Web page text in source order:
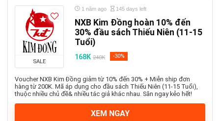
SALE
1 năm ago 145 days left
NXB Kim Đồng hoàn 10% đến
30% đầu sách Thiếu Niên (11-15
Tuổi)
168K 240K -30%
Voucher NXB Kim Đồng giảm từ 10% đến 30% + Miễn ship đơn
hàng từ 200K. Mã áp dụng cho đầu sách Thiếu Niên (11-15 Tuổi),
thuộc nhiều chủ đề& nhiều tác giả khác nhau. Săn ngay kẻo hết!
XEM NGAY